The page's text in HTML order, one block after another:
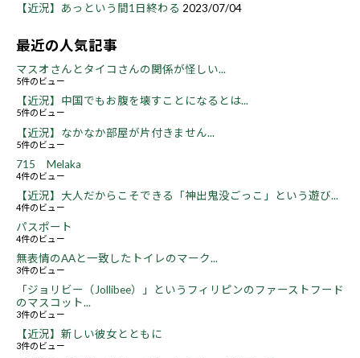
【近況】あっという間1日終わる 2023/07/04
最近の人気記事
マスオさんとタイコさんの関係が怪しい...
5件のビュー
【近況】中国でもお腹を壊すことになるとは...
5件のビュー
【近況】なかなか部屋が片付きません...
5件のビュー
715 Melaka
4件のビュー
【近況】大人だからこそできる「神出鬼没ごっこ」という遊び...
4件のビュー
パスポート
4件のビュー
無表情のAAと一致したトイレのマーク...
3件のビュー
「ジョリビー（Jollibee）」というフィリピンのファーストフード
のマスコット...
3件のビュー
【近況】新しい彼女とともに
3件のビュー